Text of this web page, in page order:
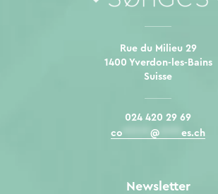
Rue du Milieu 29
1400 Yverdon-les-Bains
Suisse
024 420 29 69
co
@ es.ch
Newsletter